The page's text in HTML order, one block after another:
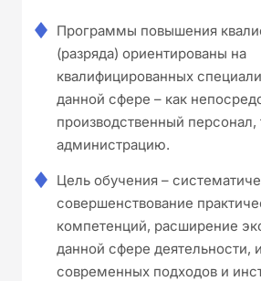
Программы повышения
(разряда) ориентированы на
квалифицированных
данной сфере – как
производственный персонал,
администрацию.
Цель обучения –
совершенствование
компетенций, расширение
данной сфере деятельности,
современных подходов и